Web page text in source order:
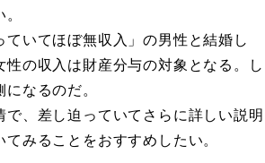
いてほぼ無収入」の男性と結婚し
の収入は財産分与の対象となる。し
なるのだ。
で、差し迫っていてさらに詳しい説明
みることをおすすめしたい。